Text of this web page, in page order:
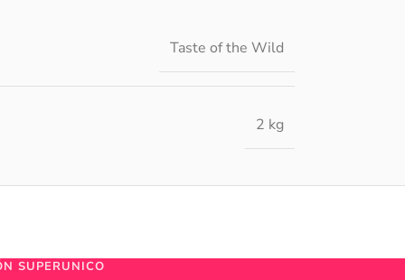
Taste of the Wild
2 kg
SUPERUNICO